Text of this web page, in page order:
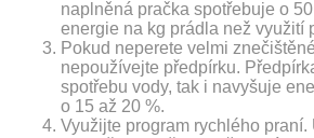
naplněná pračka spotřebuje o
energie na kg prádla než využití
Pokud neperete velmi
nepoužívejte předpírku.
spotřebu vody, tak i navyšuje
o 15 až 20 %.
Využijte program rychlého praní.